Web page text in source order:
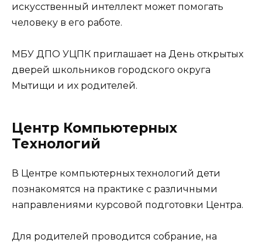
искусственный интеллект может помогать
человеку в его работе.
МБУ ДПО УЦПК приглашает на День открытых
дверей школьников городского округа
Мытищи и их родителей.
Центр Компьютерных
Технологий
В Центре компьютерных технологий дети
познакомятся на практике с различными
направлениями курсовой подготовки Центра.
Для родителей проводится собрание, на